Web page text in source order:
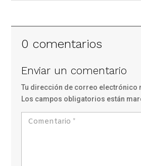
0 comentarios
Enviar un comentario
Tu dirección de correo electrónico
Los campos obligatorios están